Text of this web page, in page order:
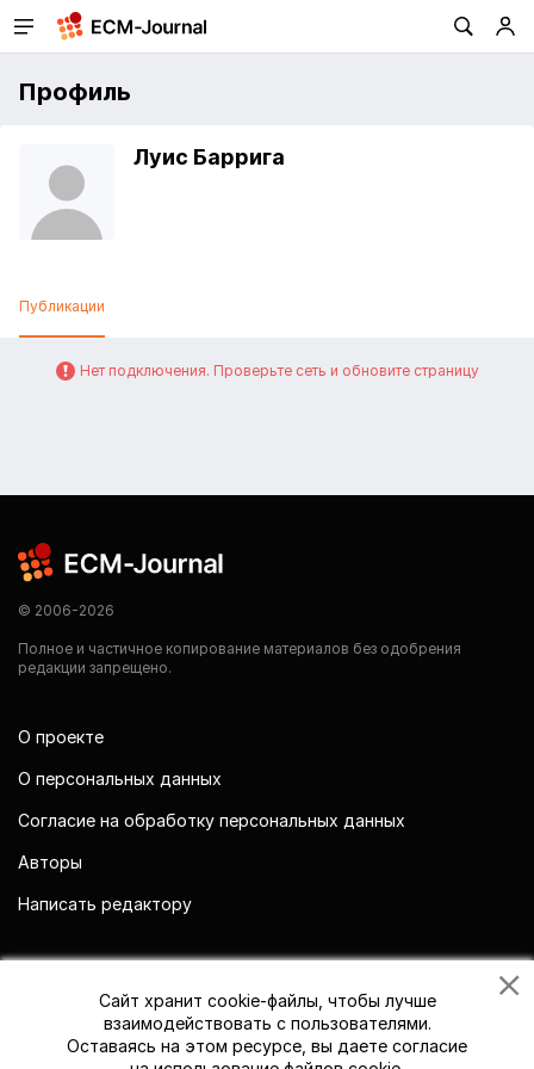
Профиль
Луис Баррига
Публикации
Нет подключения. Проверьте сеть и обновите страницу
© 2006-2026
Полное и частичное копирование материалов без одобрения
редакции запрещено.
О проекте
О персональных данных
Согласие на обработку персональных данных
Авторы
Написать редактору
Сайт хранит cookie-файлы, чтобы лучше
взаимодействовать с пользователями.
Оставаясь на этом ресурсе, вы даете согласие